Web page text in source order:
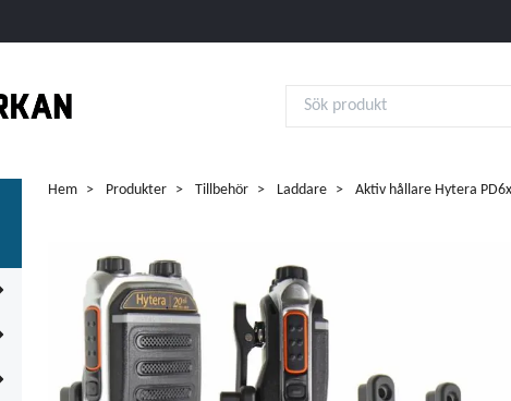
Hem Produkter Tillbehör Laddare Aktiv hållare Hytera